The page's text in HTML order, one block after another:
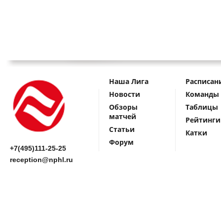
+7(495)111-25-25
reception@nphl.ru
Наша Лига
Новости
Обзоры
матчей
Статьи
Форум
Команды
Таблицы
Рейтинги
Катки